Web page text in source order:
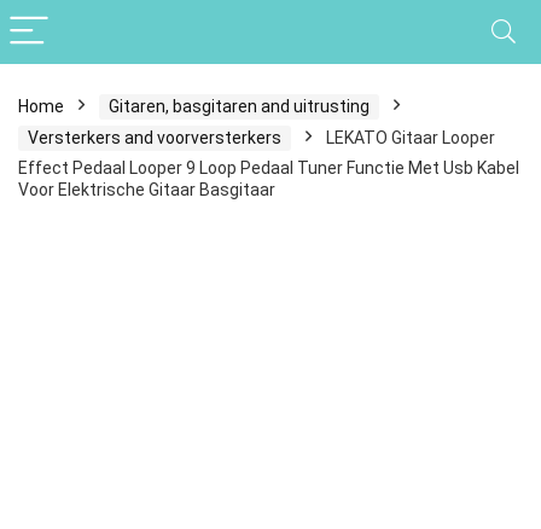
Home
Gitaren, basgitaren and uitrusting
Versterkers and voorversterkers
LEKATO Gitaar Looper
Effect Pedaal Looper 9 Loop Pedaal Tuner Functie Met Usb Kabel
Voor Elektrische Gitaar Basgitaar